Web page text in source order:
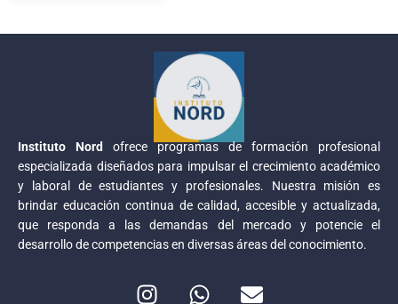
Instituto Nord
ofrece programas de formación profesional
especializada diseñados para impulsar el crecimiento académico
y laboral de estudiantes y profesionales. Nuestra misión es
brindar educación continua de calidad, accesible y actualizada,
que responda a las demandas del mercado y potencie el
desarrollo de competencias en diversas áreas del conocimiento.